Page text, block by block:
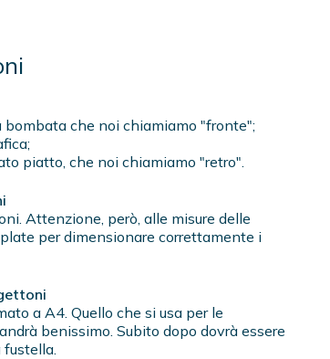
che noi chiamiamo "fronte";
piatto, che noi chiamiamo "retro".
Attenzione, però, alle misure delle
per dimensionare correttamente i
a A4. Quello che si usa per le
benissimo. Subito dopo dovrà essere